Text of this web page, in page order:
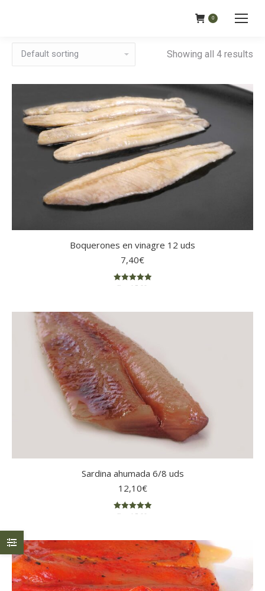
0
Showing all 4 results
Boquerones en vinagre 12 uds
7,40€
Rated 5.00
Sardina ahumada 6/8 uds
12,10€
Rated 5.00